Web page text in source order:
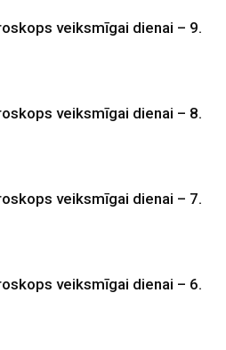
veiksmīgai dienai – 9.
veiksmīgai dienai – 8.
veiksmīgai dienai – 7.
veiksmīgai dienai – 6.